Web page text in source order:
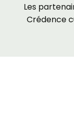
Les
Crédence